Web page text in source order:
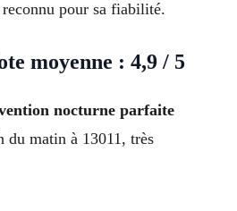
reconnu pour sa fiabilité.
moyenne : 4,9 / 5
nocturne parfaite
du matin à 13011, très